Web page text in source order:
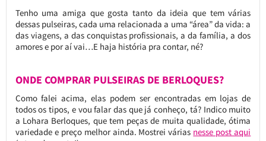
Tenho uma amiga que gosta tanto da ideia que tem várias
dessas pulseiras, cada uma relacionada a uma “área” da vida: a
das viagens, a das conquistas profissionais, a da família, a dos
amores e por aí vai…E haja história pra contar, né?
ONDE COMPRAR PULSEIRAS DE BERLOQUES?
Como falei acima, elas podem ser encontradas em lojas de
todos os tipos, e vou falar das que já conheço, tá? Indico muito
a Lohara Berloques, que tem peças de muita qualidade, ótima
variedade e preço melhor ainda. Mostrei várias nesse post aqui